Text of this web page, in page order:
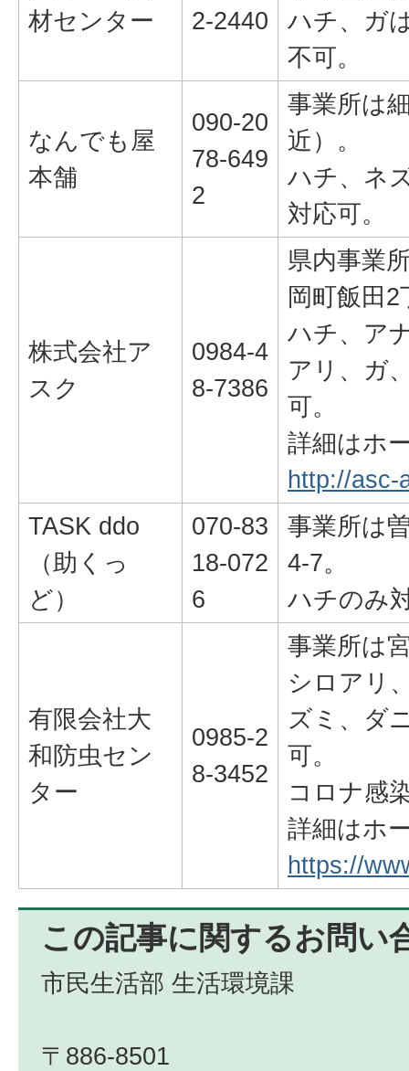
材センター
2-2440
ハチ、ガ
不可。
なんでも屋
本舗
090-20
78-649
2
事業所は
近）。
ハチ、ネ
対応可。
株式会社ア
スク
0984-4
8-7386
県内事業
岡町飯田
ハチ、ア
アリ、ガ
可。
詳細はホ
http://asc-
TASK ddo
（助くっ
ど）
070-83
18-072
6
事業所は
4-7。
ハチのみ
有限会社大
和防虫セン
ター
0985-2
8-3452
事業所は
シロアリ
ズミ、ダ
可。
コロナ感
詳細はホ
https://
この記事に関するお問い
市民生活部 生活環境課
〒886-8501